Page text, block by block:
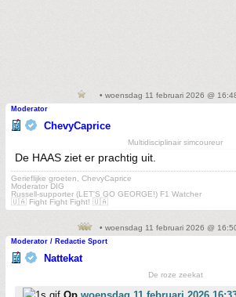
• woensdag 11 februari 2026 @
Moderator
ChevyCaprice
Multidisciplinair simcoureur
De HAAS ziet er prachtig uit.
Gerieflijke groeten, ChevyCaprice
Moderator DIG
Russell-supporter (LET'S GO GEORGE!) F1 Watcher
🇺🇦 Fight Fight Fight! 🇺🇦
• woensdag 11 februari 2026 @
Moderator / Redactie Sport
Nattekat
De roze zeekat